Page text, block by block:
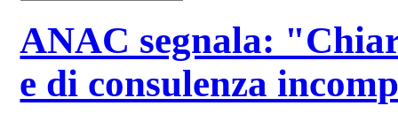
ANAC segnala:
e di consulenza